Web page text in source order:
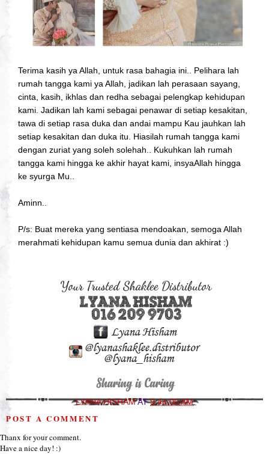
Terima kasih ya Allah, untuk rasa bahagia ini.. Pelihara lah
rumah tangga kami ya Allah, jadikan lah perasaan sayang,
cinta, kasih, ikhlas dan redha sebagai pelengkap kehidupan
kami. Jadikan lah kami sebagai penawar di setiap kesakitan,
tawa di setiap rasa duka dan andai mampu Kau jauhkan lah
setiap kesakitan dan duka itu. Hiasilah rumah tangga kami
dengan zuriat yang soleh solehah.. Kukuhkan lah rumah
tangga kami hingga ke akhir hayat kami, insyaAllah hingga
ke syurga Mu..
Aminn..
P/s: Buat mereka yang sentiasa mendoakan, semoga Allah
merahmati kehidupan kamu semua dunia dan akhirat :)
LYANA HISHAMAT9:44:00 AM
POST A COMMENT
Thanx for your comment.
Have a nice day! :)